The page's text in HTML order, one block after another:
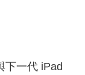
下一代 iPad